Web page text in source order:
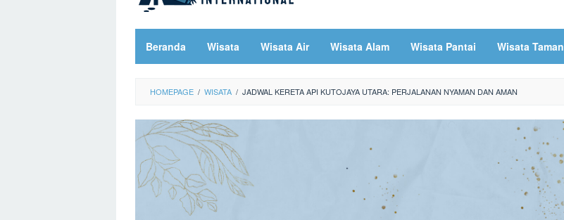
Beranda Wisata Wisata Air Wisata Alam Wisata Pantai Wisata Taman
HOMEPAGE / WISATA / JADWAL KERETA API KUTOJAYA UTARA: PERJALANAN NYAMAN DAN AMAN